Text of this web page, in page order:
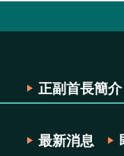
正副首長簡介
最新消息